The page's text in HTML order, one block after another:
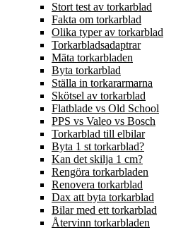
Stort test av torkarblad
Fakta om torkarblad
Olika typer av torkarblad
Torkarbladsadaptrar
Mäta torkarbladen
Byta torkarblad
Ställa in torkararmarna
Skötsel av torkarblad
Flatblade vs Old School
PPS vs Valeo vs Bosch
Torkarblad till elbilar
Byta 1 st torkarblad?
Kan det skilja 1 cm?
Rengöra torkarbladen
Renovera torkarblad
Dax att byta torkarblad
Bilar med ett torkarblad
Återvinn torkarbladen